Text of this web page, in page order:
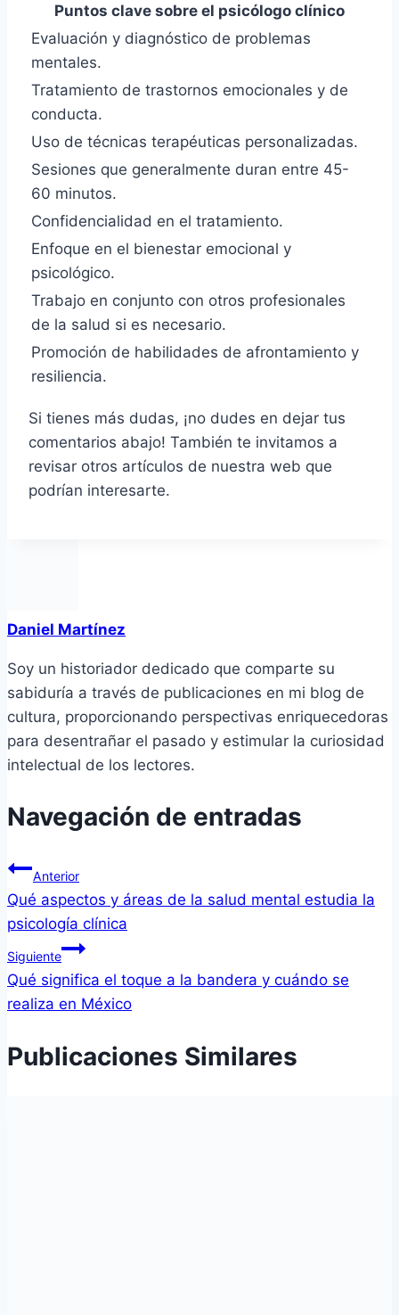
Puntos clave sobre el psicólogo clínico
Evaluación y diagnóstico de problemas
mentales.
Tratamiento de trastornos emocionales y de
conducta.
Uso de técnicas terapéuticas personalizadas.
Sesiones que generalmente duran entre 45-
60 minutos.
Confidencialidad en el tratamiento.
Enfoque en el bienestar emocional y
psicológico.
Trabajo en conjunto con otros profesionales
de la salud si es necesario.
Promoción de habilidades de afrontamiento y
resiliencia.
Si tienes más dudas, ¡no dudes en dejar tus
comentarios abajo! También te invitamos a
revisar otros artículos de nuestra web que
podrían interesarte.
Daniel Martínez
Soy un historiador dedicado que comparte su
sabiduría a través de publicaciones en mi blog de
cultura, proporcionando perspectivas enriquecedoras
para desentrañar el pasado y estimular la curiosidad
intelectual de los lectores.
Navegación de entradas
Anterior
Qué aspectos y áreas de la salud mental estudia la
psicología clínica
Siguiente
Qué significa el toque a la bandera y cuándo se
realiza en México
Publicaciones Similares